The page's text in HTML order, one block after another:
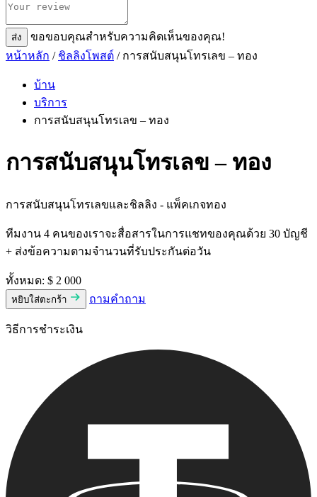
ส่ง
ขอขอบคุณสําหรับความคิดเห็นของคุณ!
หน้าหลัก / ชิลลิงโพสต์ / การสนับสนุนโทรเลข – ทอง
บ้าน
บริการ
การสนับสนุนโทรเลข – ทอง
การสนับสนุนโทรเลข – ทอง
การสนับสนุนโทรเลขและชิลลิง - แพ็คเกจทอง
ทีมงาน 4 คนของเราจะสื่อสารในการแชทของคุณด้วย 30 บัญชี
+ ส่งข้อความตามจำนวนที่รับประกันต่อวัน
ทั้งหมด: $ 2 000
หยิบใส่ตะกร้า ถามคําถาม
วิธีการชําระเงิน